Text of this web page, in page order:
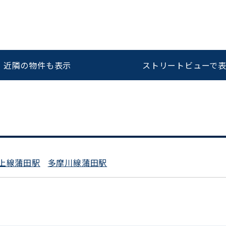
スムーズにご案内できます
0120-620-213
近隣の物件も表示 ストリートビューで
線蒲田駅 多摩川線蒲田駅